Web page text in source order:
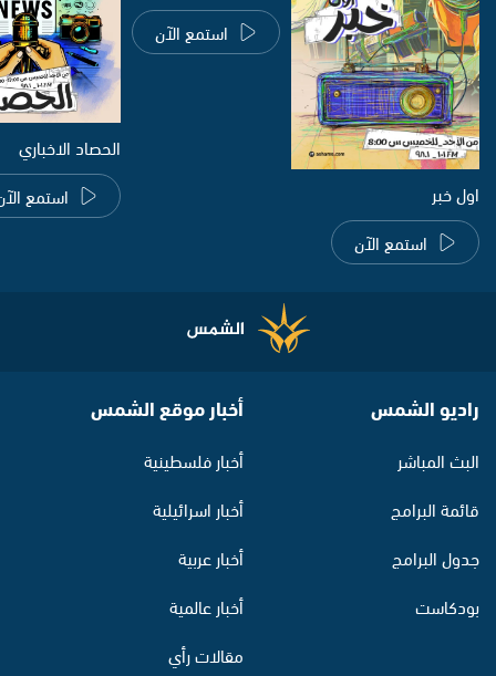
اول خبر
استمع الآن
استمع الآن
الحصاد الاخباري
استمع
راديو الشمس
البث المباشر
قائمة البرامج
جدول البرامج
بودكاست
أخبار موقع الشمس
أخبار فلسطينية
أخبار اسرائيلية
أخبار عربية
أخبار عالمية
مقالات رأي